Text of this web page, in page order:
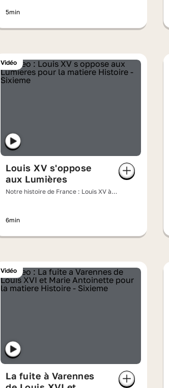
5min
Vidéo
Louis XV s'oppose
aux Lumières
Notre histoire de France : Louis XV à
6min
Vidéo
La fuite à Varennes